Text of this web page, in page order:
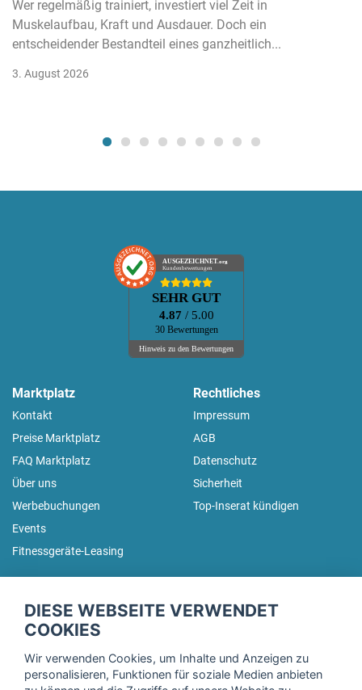
Wer regelmäßig trainiert, investiert viel Zeit in
Muskelaufbau, Kraft und Ausdauer. Doch ein
entscheidender Bestandteil eines ganzheitlich...
3. August 2026
AUSGEZEICHNET.org
Kundenbewertungen
SEHR GUT
4.87 / 5.00
30 Bewertungen
Hinweis zu den Bewertungen
Marktplatz
Kontakt
Preise Marktplatz
FAQ Marktplatz
Über uns
Werbebuchungen
Events
Fitnessgeräte-Leasing
Rechtliches
Impressum
AGB
Datenschutz
Sicherheit
Top-Inserat kündigen
Trage dich hier für unseren Newsletter ein und erhalte regelmäßig
DIESE WEBSEITE VERWENDET
COOKIES
Wir verwenden Cookies, um Inhalte und Anzeigen zu
personalisieren, Funktionen für soziale Medien anbieten